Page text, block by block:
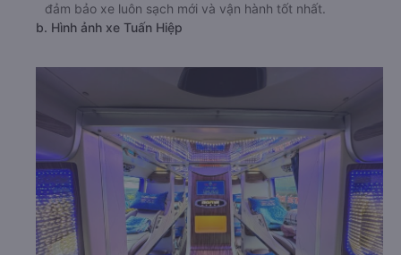
đảm bảo xe luôn sạch mới và vận hành tốt nhất.
b. Hình ảnh xe Tuấn Hiệp